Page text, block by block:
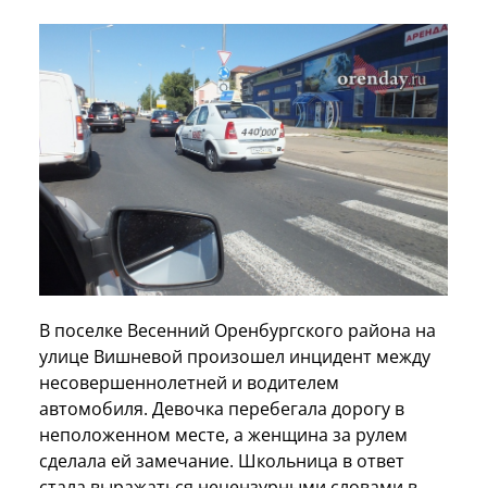
В поселке Весенний Оренбургского района на
улице Вишневой произошел инцидент между
несовершеннолетней и водителем
автомобиля. Девочка перебегала дорогу в
неположенном месте, а женщина за рулем
сделала ей замечание. Школьница в ответ